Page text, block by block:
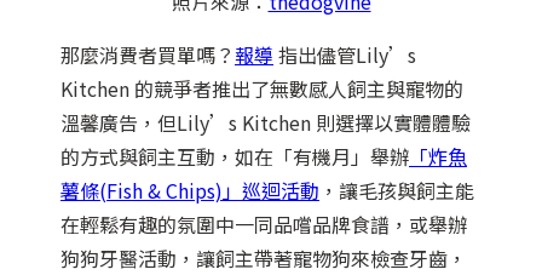
那麼消費者買單嗎？報導 指出儘管Lily’s
Kitchen 的競爭者推出了無數感人飼主與寵物的
溫馨廣告，但Lily’s Kitchen 則選擇以實體體驗
的方式與飼主互動，如在「有機月」舉辦 「炸魚
薯條(Fish & Chips)」巡迴活動 ，讓毛孩與飼主能
在輕鬆有趣的氛圍中一同品嚐品牌食譜，或舉辦
狗狗牙醫活動，讓飼主帶著寵物狗來檢查牙齒，